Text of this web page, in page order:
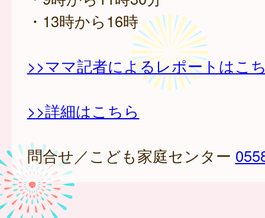
・13時から16時
>>ママ記者によるレポートはこ
>>詳細はこちら
問合せ／こども家庭センター